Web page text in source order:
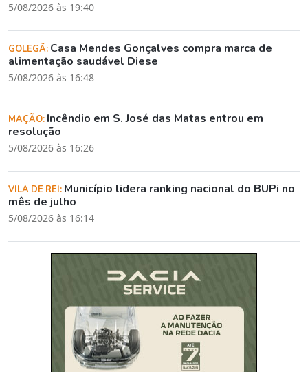
5/08/2026 às 19:40
GOLEGÃ: Casa Mendes Gonçalves compra marca de
alimentação saudável Diese
5/08/2026 às 16:48
MAÇÃO: Incêndio em S. José das Matas entrou em
resolução
5/08/2026 às 16:26
VILA DE REI: Município lidera ranking nacional do BUPi no
mês de julho
5/08/2026 às 16:14